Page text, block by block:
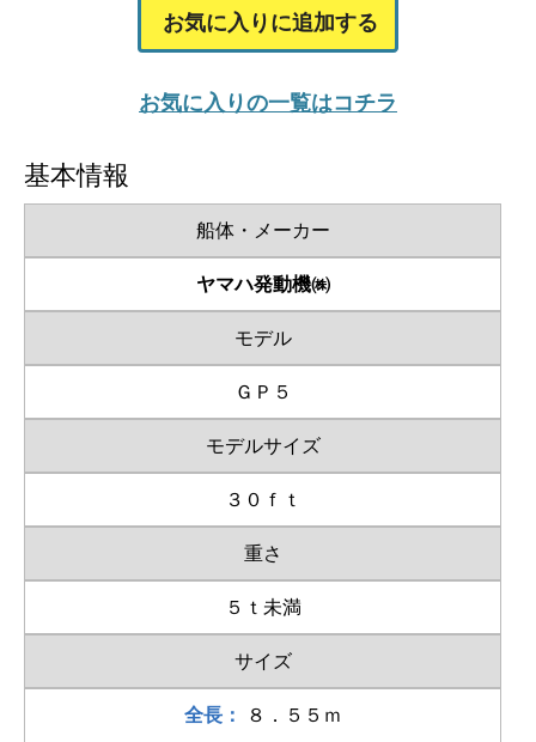
お気に入りに追加する
お気に入りの一覧はコチラ
基本情報
船体・メーカー
ヤマハ発動機㈱
モデル
ＧＰ５
モデルサイズ
３０ｆｔ
重さ
５ｔ未満
サイズ
全長： ８．５５ｍ